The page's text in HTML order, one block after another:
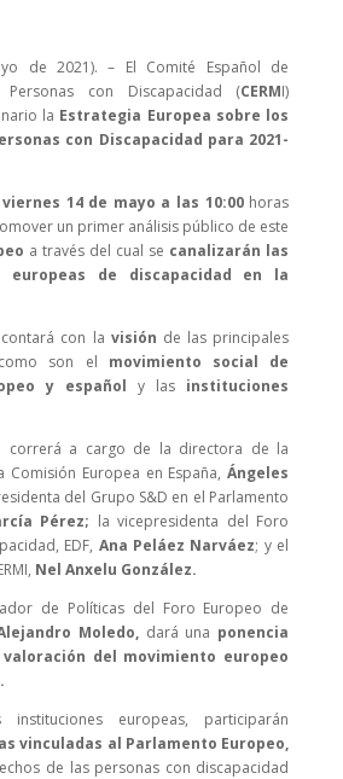
de 2021). – El Comité Español de
Personas con Discapacidad (CERMI)
la Estrategia Europea sobre los
con Discapacidad para 2021-
14 de mayo a las 10:00horas
un primer análisis público de este
a través del cual se canalizarán las
europeas de discapacidad en la
con la visión de las principales
son el movimiento social de
y español y las instituciones
correrá a cargo de la directora de la
Comisión Europea en España,Ángeles
del Grupo S&D en el Parlamento
Pérez; la vicepresidenta del Foro
EDF, Ana Peláez Narváez; y el
Nel Anxelu González.
de Políticas del Foro Europeo de
Moledo, dará una ponencia
del movimiento europeo
europeas, participarán
vinculadas al Parlamento Europeo,
de las personas con discapacidad